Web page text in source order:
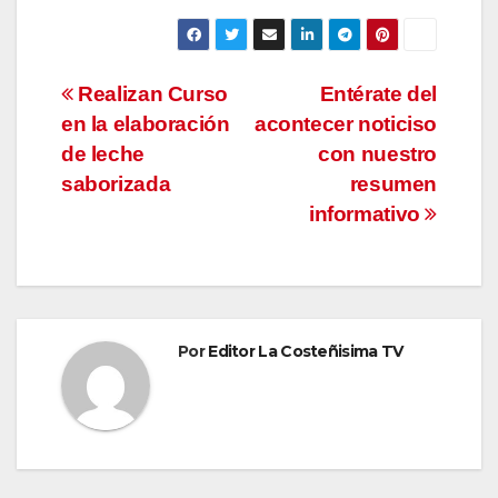
Navegación
de
entradas
Entérate del
acontecer noticiso
con nuestro
resumen
informativo
Realizan Curso
en la elaboración
de leche
saborizada
PorEditor La Costeñisima TV